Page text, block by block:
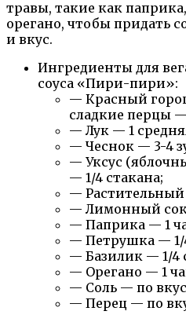
травы, такие как
орегано, чтобы придать
и вкус.
Ингредиенты для
соуса «Пири-пири»:
— Красный
сладкие перцы —
— Лук — 1
— Чеснок — 3-4
— Уксус
— 1/4 стакана;
— Растительный
— Лимонный сок
— Паприка — 1
— Петрушка — 1/
— Базилик — 1/4
— Орегано — 1
— Соль — по
— Перец — по